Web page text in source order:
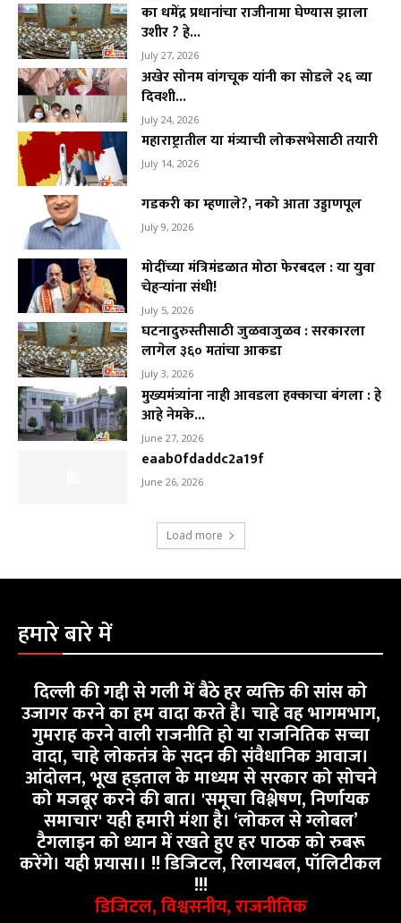
का धमेंद्र प्रधानांचा राजीनामा घेण्यास झाला
उशीर ? हे...
July 27, 2026
अखेर सोनम वांगचूक यांनी का सोडले २६ व्या
दिवशी...
July 24, 2026
महाराष्ट्रातील या मंत्र्याची लोकसभेसाठी तयारी
July 14, 2026
गडकरी का म्हणाले?, नको आता उड्डाणपूल
July 9, 2026
मोदींच्या मंत्रिमंडळात मोठा फेरबदल : या युवा
चेहऱ्यांना संधी!
July 5, 2026
घटनादुरुस्तीसाठी जुळवाजुळव : सरकारला
लागेल ३६० मतांचा आकडा
July 3, 2026
मुख्यमंत्र्यांना नाही आवडला हक्काचा बंगला : हे
आहे नेमके...
June 27, 2026
eaab0fdaddc2a19f
June 26, 2026
Load more
हमारे बारे में
दिल्ली की गद्दी से गली में बैठे हर व्यक्ति की सांस को
उजागर करने का हम वादा करते है। चाहे वह भागमभाग,
गुमराह करने वाली राजनीति हो या राजनितिक सच्चा
वादा, चाहे लोकतंत्र के सदन की संवैधानिक आवाज।
आंदोलन, भूख हड़ताल के माध्यम से सरकार को सोचने
को मजबूर करने की बात। 'समूचा विश्लेषण, निर्णायक
समाचार' यही हमारी मंशा है। ‘लोकल से ग्लोबल’
टैगलाइन को ध्यान में रखते हुए हर पाठक को रुबरू
करेंगे। यही प्रयास।। !! डिजिटल, रिलायबल, पॉलिटीकल
!!!
डिजिटल, विश्वसनीय, राजनीतिक